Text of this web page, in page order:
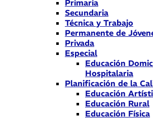
Primaria
Secundaria
Técnica y Trabajo
Permanente de
Privada
Especial
Educación
Hospitalaria
Planificación de la
Educación
Educación Rural
Educación Física